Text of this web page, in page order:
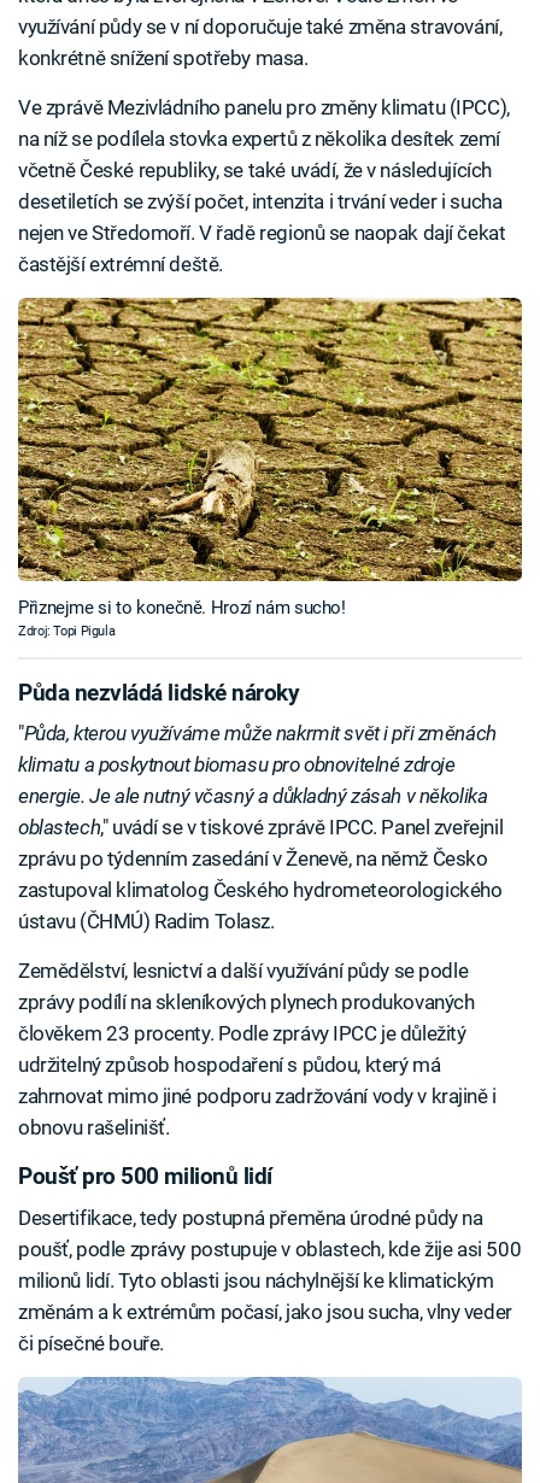
využívání půdy se v ní doporučuje také změna stravování,
konkrétně snížení spotřeby masa.
Ve zprávě Mezivládního panelu pro změny klimatu (IPCC),
na níž se podílela stovka expertů z několika desítek zemí
včetně České republiky, se také uvádí, že v následujících
desetiletích se zvýší počet, intenzita i trvání veder i sucha
nejen ve Středomoří. V řadě regionů se naopak dají čekat
častější extrémní deště.
Přiznejme si to konečně. Hrozí nám sucho!
Zdroj: Topi Pigula
Půda nezvládá lidské nároky
"Půda, kterou využíváme může nakrmit svět i při změnách
klimatu a poskytnout biomasu pro obnovitelné zdroje
energie. Je ale nutný včasný a důkladný zásah v několika
oblastech," uvádí se v tiskové zprávě IPCC. Panel zveřejnil
zprávu po týdenním zasedání v Ženevě, na němž Česko
zastupoval klimatolog Českého hydrometeorologického
ústavu (ČHMÚ) Radim Tolasz.
Zemědělství, lesnictví a další využívání půdy se podle
zprávy podílí na skleníkových plynech produkovaných
člověkem 23 procenty. Podle zprávy IPCC je důležitý
udržitelný způsob hospodaření s půdou, který má
zahrnovat mimo jiné podporu zadržování vody v krajině i
obnovu rašelinišť.
Poušť pro 500 milionů lidí
Desertifikace, tedy postupná přeměna úrodné půdy na
poušť, podle zprávy postupuje v oblastech, kde žije asi 500
milionů lidí. Tyto oblasti jsou náchylnější ke klimatickým
změnám a k extrémům počasí, jako jsou sucha, vlny veder
či písečné bouře.